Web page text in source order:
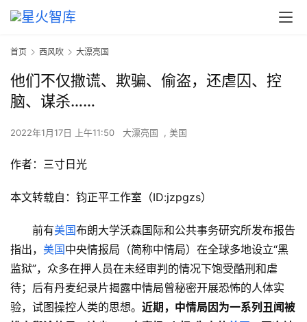
首页 西风吹 大漂亮国
他们不仅撒谎、欺骗、偷盗，还虐囚、控
脑、谋杀……
2022年1月17日 上午11:50 大漂亮国 , 美国
作者：三寸日光
本文转载自：钧正平工作室（ID:jzpgzs）
前有美国布朗大学沃森国际和公共事务研究所发布报告
指出， 美国中央情报局（简称中情局）在全球多地设立“黑
监狱”，众多在押人员在未经审判的情况下饱受酷刑和虐
待；后有丹麦纪录片揭露中情局曾秘密开展恐怖的人体实
验，试图操控人类的思想。 近期，中情局因为一系列丑闻被